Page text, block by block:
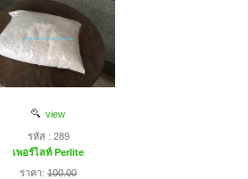
view
รหัส : 289
เพอร์ไลท์ Perlite
ราคา: 100.00